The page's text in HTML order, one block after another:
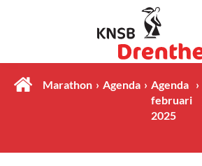
Marathon Agenda
Agenda
februari
2025